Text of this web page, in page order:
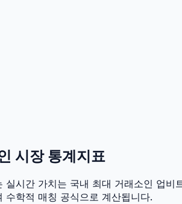
시장 통계지표
실시간 가치는 국내 최대 거래소인 업
학적 매칭 공식으로 계산됩니다.